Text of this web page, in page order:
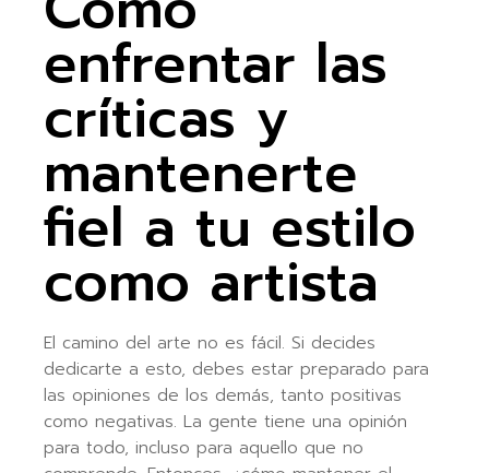
enfrentar las
críticas y
mantenerte
fiel a tu estilo
como artista
El camino del arte no es fácil. Si decides
dedicarte a esto, debes estar preparado para
las opiniones de los demás, tanto positivas
como negativas. La gente tiene una opinión
para todo, incluso para aquello que no